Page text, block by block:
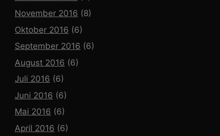
November 2016 (8)
Oktober 2016 (6)
September 2016 (6)
August 2016 (6)
Juli 2016 (6)
Juni 2016 (6)
Mai 2016 (6)
April 2016 (6)